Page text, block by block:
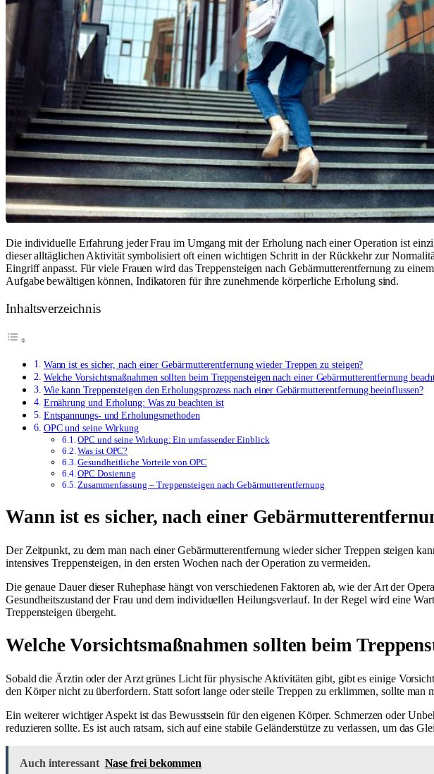
Die individuelle Erfahrung jeder Frau im Umgang mit der Erholung nach einer Operation ist
dieser alltäglichen Aktivität symbolisiert oft einen wichtigen Schritt in der Rückkehr zur
Eingriff anpasst. Für viele Frauen wird das Treppensteigen nach Gebärmutterentfernung zu
Aufgabe bewältigen können, Indikatoren für ihre zunehmende körperliche Erholung sind.
Inhaltsverzeichnis
Wann ist es sicher, nach einer Gebärmutterentfernung wieder Treppen zu steigen?
Welche Vorsichtsmaßnahmen sollten beim Treppensteigen nach einer Gebärmutterentfernung
Wie kann Treppensteigen den Erholungsprozess nach einer Gebärmutterentfernung beeinflussen?
Ernährung und Erholung: Was zu beachten ist
Entspannungs- und Erholungsmethoden
OPC und seine Wirkung
OPC und seine Wirkung: Ein umfassender Einblick
Was ist OPC?
Gesundheitliche Vorteile von OPC
OPC Dosierung
Zusammenfassung – Treppensteigen nach Gebärmutterentfernung
Wann ist es sicher, nach einer
Der Zeitpunkt, zu dem man nach einer Gebärmutterentfernung wieder sicher Treppen steigen
intensives Treppensteigen, in den ersten Wochen nach der Operation zu vermeiden.
Die genaue Dauer dieser Ruhephase hängt von verschiedenen Faktoren ab, wie der Art der
Gesundheitszustand der Frau und dem individuellen Heilungsverlauf. In der Regel wird eine
Treppensteigen übergeht.
Welche Vorsichtsmaßnahmen sollten beim
Sobald die Ärztin oder der Arzt grünes Licht für physische Aktivitäten gibt, gibt es einige
den Körper nicht zu überfordern. Statt sofort lange oder steile Treppen zu erklimmen, sollte
Ein weiterer wichtiger Aspekt ist das Bewusstsein für den eigenen Körper. Schmerzen oder
reduzieren sollte. Es ist auch ratsam, sich auf eine stabile Geländerstütze zu verlassen, um das
Auch interessant Nase frei bekommen